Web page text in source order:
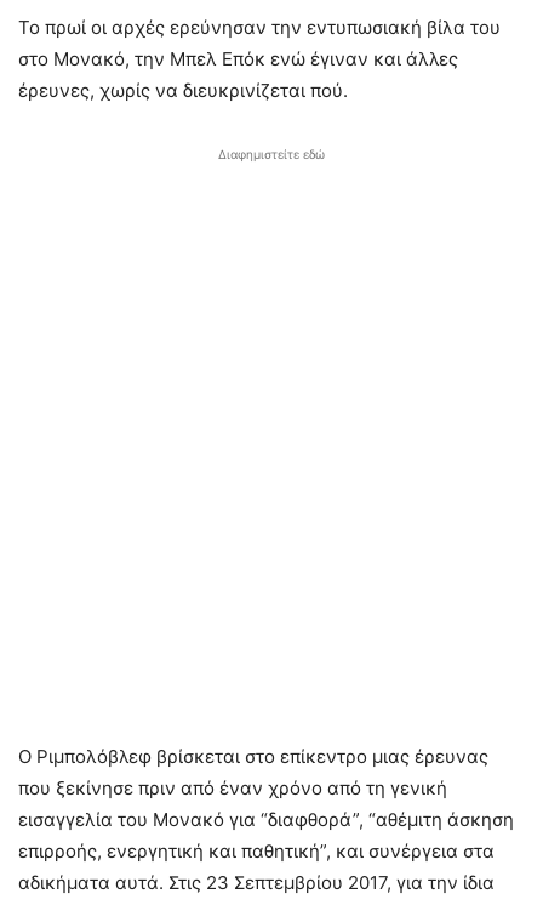
Το πρωί οι αρχές ερεύνησαν την εντυπωσιακή βίλα του
στο Μονακό, την Μπελ Επόκ ενώ έγιναν και άλλες
έρευνες, χωρίς να διευκρινίζεται πού.
Διαφημιστείτε εδώ
Ο Ριμπoλόβλεφ βρίσκεται στο επίκεντρο μιας έρευνας
που ξεκίνησε πριν από έναν χρόνο από τη γενική
εισαγγελία του Μονακό για “διαφθορά”, “αθέμιτη άσκηση
επιρροής, ενεργητική και παθητική”, και συνέργεια στα
αδικήματα αυτά. Στις 23 Σεπτεμβρίου 2017, για την ίδια